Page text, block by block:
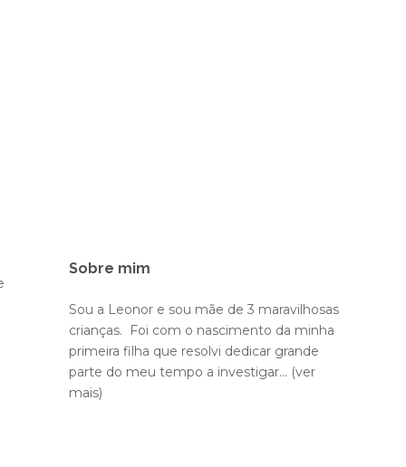
Sobre mim
Sou a Leonor e sou mãe de 3 maravilhosas
crianças. Foi com o nascimento da minha
primeira filha que resolvi dedicar grande
parte do meu tempo a investigar... (ver
mais)